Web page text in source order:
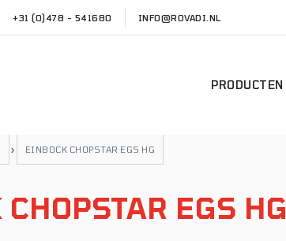
+31 (0)478 - 541680 INFO@ROVADI.NL
PRODUCTEN
› EINBOCK CHOPSTAR EGS HG
EGS HG